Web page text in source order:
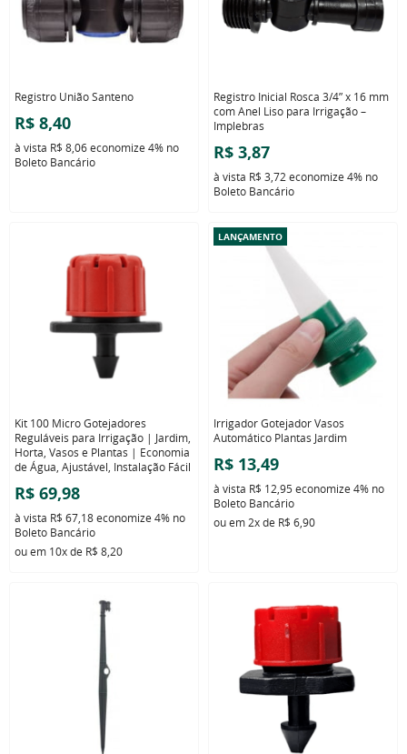
Registro União Santeno
R$ 8,40
à vista R$ 8,06economize 4% no
Boleto Bancário
Registro Inicial Rosca 3/4” x 16 mm
com Anel Liso para Irrigação –
Implebras
R$ 3,87
à vista R$ 3,72 economize 4% no
Boleto Bancário
Kit 100 Micro Gotejadores
Reguláveis para Irrigação | Jardim,
Horta, Vasos e Plantas | Economia
de Água, Ajustável, Instalação Fácil
R$ 69,98
à vista R$ 67,18economize 4% no
Boleto Bancário
ou em 10xde R$ 8,20
LANÇAMENTO
Irrigador Gotejador Vasos
Automático Plantas Jardim
R$ 13,49
à vista R$ 12,95economize 4% no
Boleto Bancário
ou em 2xde R$ 6,90